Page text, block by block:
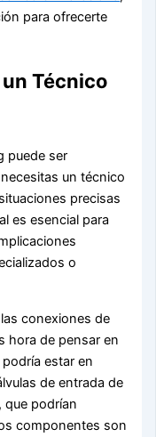
para ofrecerte
Técnico
puede ser
un técnico
precisas
es esencial para
o
conexiones de
hora de pensar en
estar en
de entrada de
que podrían
componentes son